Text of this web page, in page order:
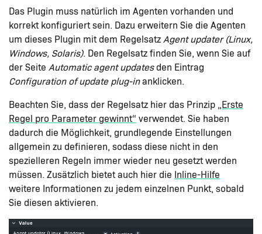
Das Plugin muss natürlich im Agenten vorhanden und
korrekt konfiguriert sein. Dazu erweitern Sie die Agenten
um dieses Plugin mit dem Regelsatz Agent updater (Linux,
Windows, Solaris). Den Regelsatz finden Sie, wenn Sie auf
der Seite Automatic agent updatesden Eintrag
Configuration of update plug-inanklicken.
Beachten Sie, dass der Regelsatz hier das Prinzip „Erste
Regel pro Parameter gewinnt“ verwendet. Sie haben
dadurch die Möglichkeit, grundlegende Einstellungen
allgemein zu definieren, sodass diese nicht in den
spezielleren Regeln immer wieder neu gesetzt werden
müssen. Zusätzlich bietet auch hier die Inline-Hilfe
weitere Informationen zu jedem einzelnen Punkt, sobald
Sie diesen aktivieren.